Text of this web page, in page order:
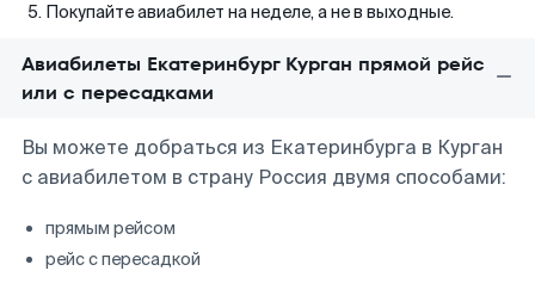
Покупайте авиабилет на неделе, а не в выходные.
Авиабилеты Екатеринбург Курган прямой рейс
или с пересадками
Вы можете добраться из Екатеринбурга в Курган
с авиабилетом в страну Россия двумя способами:
прямым рейсом
рейс с пересадкой